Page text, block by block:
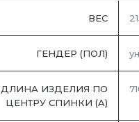
ВЕС
ГЕНДЕР (ПОЛ)
ДЛИНА ИЗДЕЛИЯ ПО
ЦЕНТРУ СПИНКИ (A)